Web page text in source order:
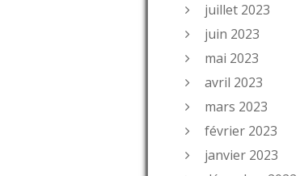
juillet 2023
juin 2023
mai 2023
avril 2023
mars 2023
février 2023
janvier 2023